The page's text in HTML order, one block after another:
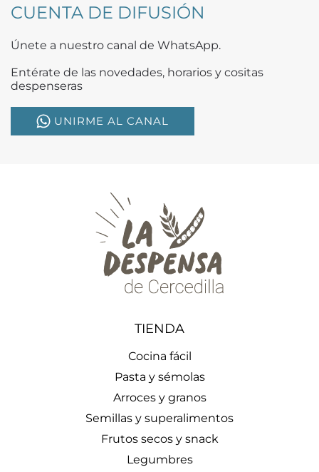
CUENTA DE DIFUSIÓN
Únete a nuestro canal de WhatsApp.
Entérate de las novedades, horarios y cositas
despenseras
UNIRME AL CANAL
TIENDA
Cocina fácil
Pasta y sémolas
Arroces y granos
Semillas y superalimentos
Frutos secos y snack
Legumbres